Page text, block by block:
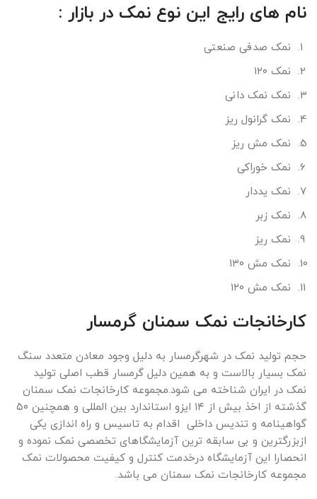
نام های رایج این نوع نمک در بازار :
نمک صدفی صنعتی
نمک ۱۲۰
نمک نمک دانی
نمک گرانول ریز
نمک مش ریز
نمک خوراکی
نمک یددار
نمک زبر
نمک ریز
نمک مش ۱۳۰
نمک مش ۱۲۰
کارخانجات نمک سمنان گرمسار
حجم تولید نمک در شهرگرمسار به دلیل وجود معادن متعدد سنگ
نمک بسیار بالاست و به همین دلیل گرمسار قطب اصلی تولید
نمک در ایران شناخته می شود.مجموعه کارخانجات نمک سمنان
گذشته از اخذ بیش از ۱۴ ایزو استاندارد بین المللی و همچنین ۵۰
گواهینامه و تندیس داخلی اقدام به تاسیس و راه اندازی یکی
ازبزرگترین و بی سابقه ترین آزمایشگاهای تخصصی نمک نموده و
انحصارا این آزمایشگاه درخدمت کنترل و کیفیت محصولات نمک
مجموعه کارخانجات نمک سمنان می باشد.